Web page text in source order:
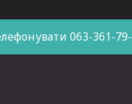
063-361-